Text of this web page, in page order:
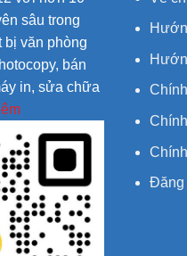
sâu trong
bị văn phòng
bán
in, sửa chữa
Đăng